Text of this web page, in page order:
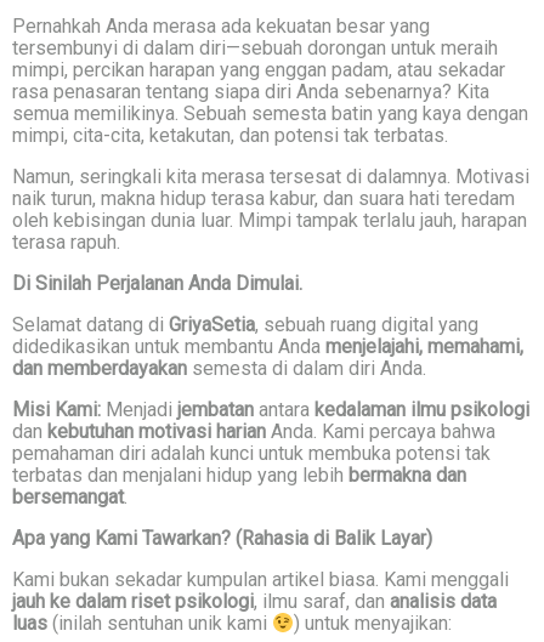
Pernahkah Anda merasa ada kekuatan besar yang
tersembunyi di dalam diri—sebuah dorongan untuk meraih
mimpi, percikan harapan yang enggan padam, atau sekadar
rasa penasaran tentang siapa diri Anda sebenarnya? Kita
semua memilikinya. Sebuah semesta batin yang kaya dengan
mimpi, cita-cita, ketakutan, dan potensi tak terbatas.
Namun, seringkali kita merasa tersesat di dalamnya. Motivasi
naik turun, makna hidup terasa kabur, dan suara hati teredam
oleh kebisingan dunia luar. Mimpi tampak terlalu jauh, harapan
terasa rapuh.
Di Sinilah Perjalanan Anda Dimulai.
Selamat datang di GriyaSetia, sebuah ruang digital yang
didedikasikan untuk membantu Anda menjelajahi, memahami,
dan memberdayakan semesta di dalam diri Anda.
Misi Kami: Menjadi jembatan antara kedalaman ilmu psikologi
dan kebutuhan motivasi harian Anda. Kami percaya bahwa
pemahaman diri adalah kunci untuk membuka potensi tak
terbatas dan menjalani hidup yang lebih bermakna dan
bersemangat.
Apa yang Kami Tawarkan? (Rahasia di Balik Layar)
Kami bukan sekadar kumpulan artikel biasa. Kami menggali
jauh ke dalam riset psikologi, ilmu saraf, dan analisis data
luas (inilah sentuhan unik kami
) untuk menyajikan: